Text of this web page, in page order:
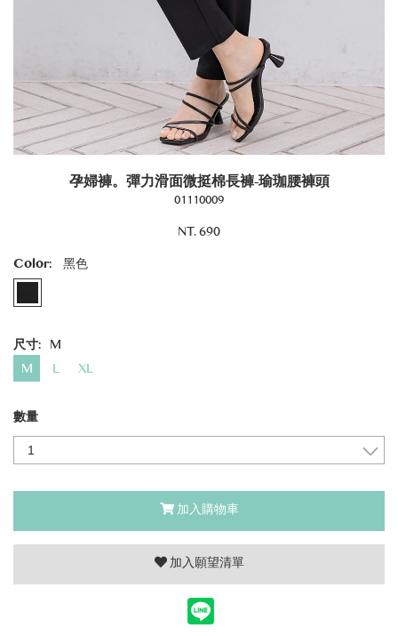
孕婦褲。彈力滑面微挺棉長褲-瑜珈腰褲頭
01110009
NT. 690
Color:
黑色
尺寸: M
M
L XL
數量
加入購物車
加入願望清單